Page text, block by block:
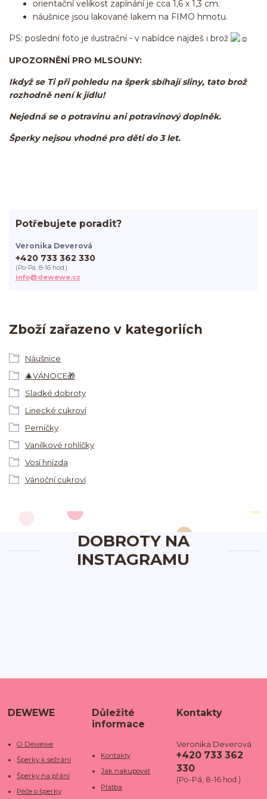
orientační velikost zapínání je cca 1,6 x 1,3 cm.
náušnice jsou lakované lakem na FIMO hmotu.
PS: poslední foto je ilustrační - v nabídce najdeš i brož
UPOZORNĚNÍ PRO MLSOUNY:
Ikdyž se Ti při pohledu na šperk sbíhají sliny, tato brož
rozhodně není k jídlu!
Nejedná se o potravinu ani potravinový doplněk.
Šperky nejsou vhodné pro děti do 3 let.
Zboží zařazeno v kategoriích
Náušnice
🎄VÁNOCE🎁
Sladké dobroty
Linecké cukroví
Perníčky
Vanilkové rohlíčky
Vosí hnízda
Vánoční cukroví
Potřebujete poradit?
Veronika Deverová
+420 733 362 330
(Po-Pá, 8-16 hod.)
info@dewewe.cz
DOBROTY NA
INSTAGRAMU
DEWEWE
O Dewewe
Šperky k sežrání
Šperky na přání
Péče o šperky
Důležité
informace
Kontakty
Jak nakupovat
Platba
Kontakty
Veronika Deverová
+420 733 362
330
(Po-Pá, 8-16 hod.)